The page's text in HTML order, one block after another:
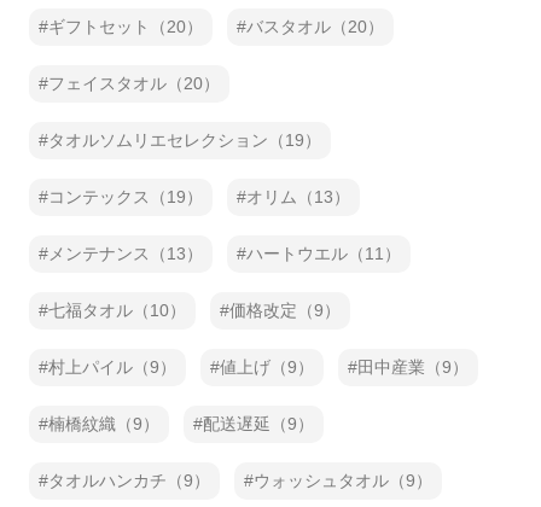
ギフトセット（20） バスタオル（20）
フェイスタオル（20）
タオルソムリエセレクション（19）
コンテックス（19） オリム（13）
メンテナンス（13） ハートウエル（11）
七福タオル（10） 価格改定（9）
村上パイル（9） 値上げ（9） 田中産業（9）
楠橋紋織（9） 配送遅延（9）
タオルハンカチ（9） ウォッシュタオル（9）